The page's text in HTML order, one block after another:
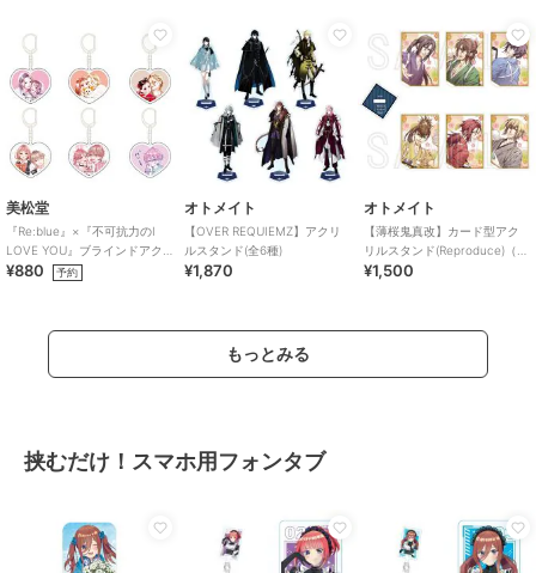
美松堂
『Re:blue』×『不可抗力のI
LOVE YOU』ブラインドアク
リルキーホルダー（全6種）
¥880 予約
オトメイト
【OVER REQUIEMZ】アクリ
ルスタンド(全6種)
¥1,870
オトメイト
【薄桜鬼真改】カード型アク
リルスタンド(Reproduce)（ラ
ンダム全6種）
¥1,500
もっとみる
挟むだけ！スマホ用フォンタブ